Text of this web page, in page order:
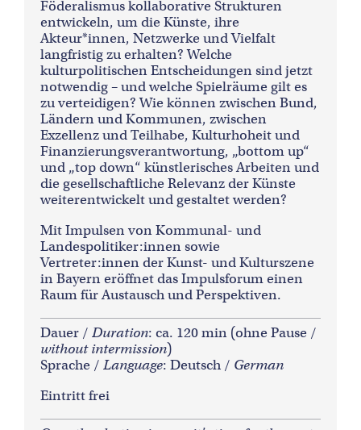
Föderalismus kollaborative Strukturen
entwickeln, um die Künste, ihre
Akteur*innen, Netzwerke und Vielfalt
langfristig zu erhalten? Welche
kulturpolitischen Entscheidungen sind jetzt
notwendig – und welche Spielräume gilt es
zu verteidigen? Wie können zwischen Bund,
Ländern und Kommunen, zwischen
Exzellenz und Teilhabe, Kulturhoheit und
Finanzierungsverantwortung, „bottom up“
und „top down“ künstlerisches Arbeiten und
die gesellschaftliche Relevanz der Künste
weiterentwickelt und gestaltet werden?
Mit Impulsen von Kommunal- und
Landespolitiker:innen sowie
Vertreter:innen der Kunst- und Kulturszene
in Bayern eröffnet das Impulsforum einen
Raum für Austausch und Perspektiven.
Dauer / Duration: ca. 120 min (ohne Pause /
without intermission)
Sprache / Language: Deutsch / German
Eintritt frei